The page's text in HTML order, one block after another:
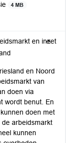
4 MB
en inzet
en Noord
van
doen via
wordt benut. En
doen met
arbeidsmarkt
kunnen